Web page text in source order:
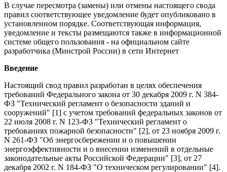
В случае пересмотра (замены) или отмены настоящего свода
правил соответствующее уведомление будет опубликовано в
установленном порядке. Соответствующая информация,
уведомление и тексты размещаются также в информационной
системе общего пользования - на официальном сайте
разработчика (Минстрой России) в сети Интернет
Введение
Настоящий свод правил разработан в целях обеспечения
требований Федерального закона от 30 декабря 2009 г. N 384-
ФЗ "Технический регламент о безопасности зданий и
сооружений" [1] с учетом требований федеральных законов от
22 июля 2008 г. N 123-ФЗ "Технический регламент о
требованиях пожарной безопасности" [2], от 23 ноября 2009 г.
N 261-ФЗ "Об энергосбережении и о повышении
энергоэффективности и о внесении изменений в отдельные
законодательные акты Российской Федерации" [3], от 27
декабря 2002 г. N 184-ФЗ "О техническом регулировании" [4].